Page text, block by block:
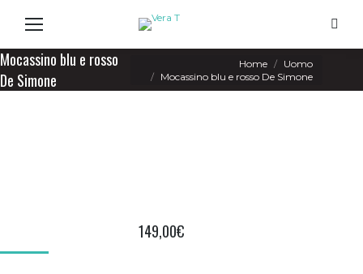
Search:
Mocassino blu e rosso
De Simone
Home
Uomo
Mocassino blu e rosso De Simone
149,00€